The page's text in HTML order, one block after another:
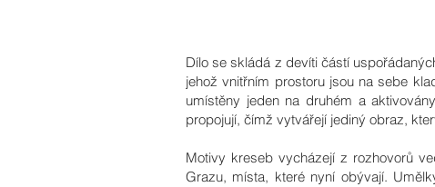
Dílo se skládá z devíti částí
jehož vnitřním prostoru jsou na sebe
umístěny jeden na druhém a
propojují, čímž vytvářejí jediný obraz,
Motivy kreseb vycházejí z rozhovorů
Grazu, místa, které nyní obývají.